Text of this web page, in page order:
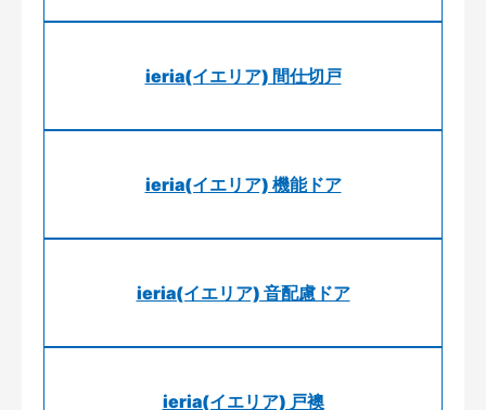
ieria(イエリア) 間仕切戸
ieria(イエリア) 機能ドア
ieria(イエリア) 音配慮ドア
ieria(イエリア) 戸襖